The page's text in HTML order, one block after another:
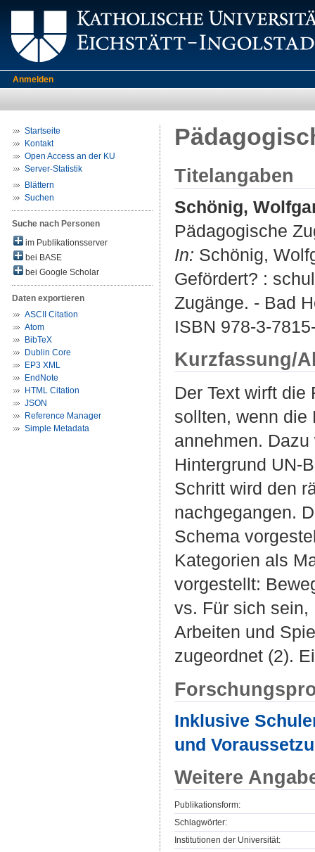
Anmelden
Startseite
Kontakt
Open Access an der KU
Server-Statistik
Blättern
Suchen
Suche nach Personen
im Publikationsserver
bei BASE
bei Google Scholar
Daten exportieren
ASCII Citation
Atom
BibTeX
Dublin Core
EP3 XML
EndNote
HTML Citation
JSON
Reference Manager
Simple Metadata
Titelangaben
Schönig,
Pädagogische
In: Schönig,
Gefördert? :
Zugänge. - Bad
ISBN 978-3-
Kurzfassung/
Der Text wirft
sollten, wenn die
annehmen.
Hintergrund UN-
Schritt wird den
nachgegangen.
Schema
Kategorien als
vorgestellt:
vs. Für sich
Arbeiten und
zugeordnet (2).
Inklusive
und
Weitere
Publikationsform:
Schlagwörter:
Institutionen der Universität: